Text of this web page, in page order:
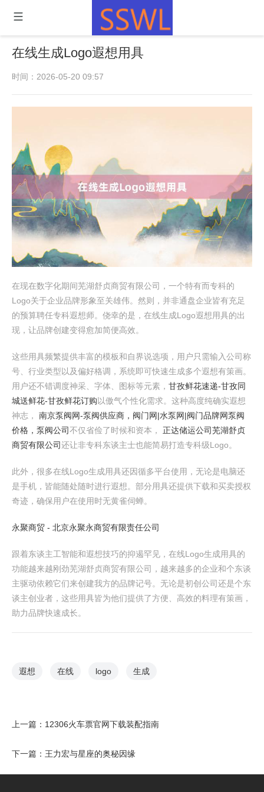
在线生成Logo遐想用具
时间：2026-05-20 09:57
在现在数字化期间芜湖舒贞商贸有限公司，一个特有而专科的
Logo关于企业品牌形象至关雄伟。然则，并非通盘企业皆有充足
的预算聘任专科遐想师。侥幸的是，在线生成Logo遐想用具的出
现，让品牌创建变得愈加简便高效。
这些用具频繁提供丰富的模板和自界说选项，用户只需输入公司称
号、行业类型以及偏好格调，系统即可快速生成多个遐想有策画。
用户还不错调度神采、字体、图标等元素， 甘孜鲜花速递-甘孜同
城送鲜花-甘孜鲜花订购 以傲气个性化需求。这种高度纯确实遐想
神志， 南京泵阀网-泵阀供应商，阀门网|水泵网|阀门品牌网泵阀
价格，泵阀公司不仅省俭了时候和资本， 正达储运公司芜湖舒贞
商贸有限公司还让非专科东谈主士也能简易打造专科级Logo。
此外，很多在线Logo生成用具还因循多平台使用，无论是电脑还
是手机，皆能随处随时进行遐想。部分用具还提供下载和买卖授权
奇迹，确保用户在使用时无黄雀伺蝉。
永聚商贸 - 北京永聚永商贸有限责任公司
跟着东谈主工智能和遐想技巧的抑遏罕见，在线Logo生成用具的
功能越来越刚劲芜湖舒贞商贸有限公司，越来越多的企业和个东谈
主驱动依赖它们来创建我方的品牌记号。无论是初创公司还是个东
谈主创业者，这些用具皆为他们提供了方便、高效的料理有策画，
助力品牌快速成长。
遐想 在线 logo 生成
上一篇： 12306火车票官网下载装配指南
下一篇： 王力宏与星座的奥秘因缘